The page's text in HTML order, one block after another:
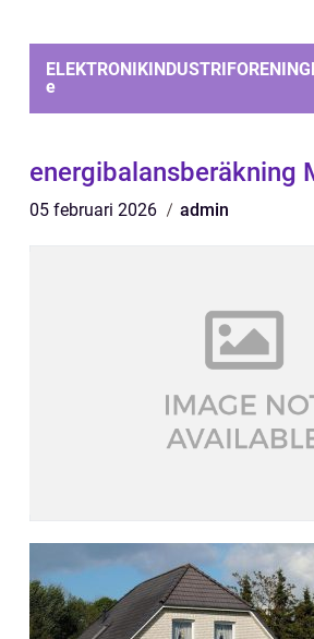
e
energibalansberäkning
05 februari 2026 admin